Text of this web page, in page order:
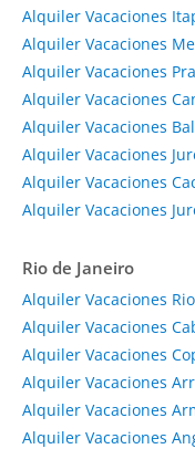
Alquiler Vacaciones
Alquiler Vacaciones
Alquiler Vacaciones
Alquiler Vacaciones
Alquiler Vacaciones
Alquiler Vacaciones
Alquiler Vacaciones
Alquiler Vacaciones
Rio de Janeiro
Alquiler Vacaciones
Alquiler Vacaciones
Alquiler Vacaciones
Alquiler Vacaciones
Alquiler Vacaciones
Alquiler Vacaciones